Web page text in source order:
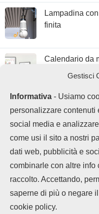
Gestisci
Informativa - Usiamo
personalizzare contenuti
social media e
come usi il sito a nostri
dati web, pubblicità e
combinarle con altre info
raccolto. Accettando,
saperne di più o negare
cookie policy.
Lampadina
finita
Calendario da
Chi siamo Contatti
Vivo offre 5
garanzia...